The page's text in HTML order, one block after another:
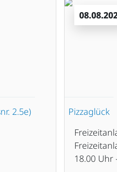
2.5e)
Pizzaglück
18.00 Uhr